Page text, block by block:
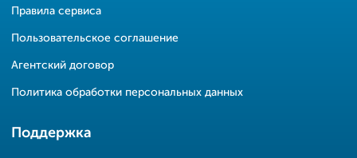
Правила сервиса
Пользовательское соглашение
Агентский договор
Политика обработки персональных данных
Поддержка